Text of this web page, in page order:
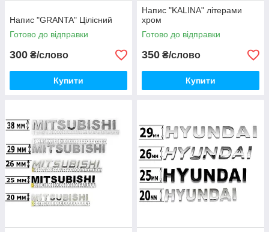
Напис "GRANTA" Цілісний
Готово до відправки
300 ₴/слово
Купити
Напис "KALINA" літерами
хром
Готово до відправки
350 ₴/слово
Купити